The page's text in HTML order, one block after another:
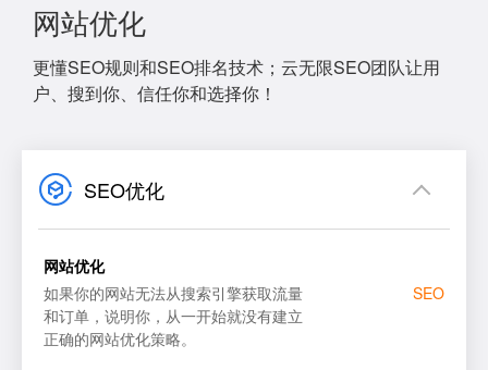
网站优化
更懂SEO规则和SEO排名技术；云无限SEO团队让用
户、搜到你、信任你和选择你！
网站SEO优化
SEO优化
网站优化
SEO
如果你的网站无法从搜索引擎获取流量
和订单，说明你，从一开始就没有建立
正确的网站优化策略。